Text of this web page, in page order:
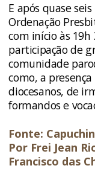
E após quase
Ordenação
com início às
participação de
comunidade
como, a
diocesanos, de
formandos e
Fonte:
Por Frei Jean
Francisco das